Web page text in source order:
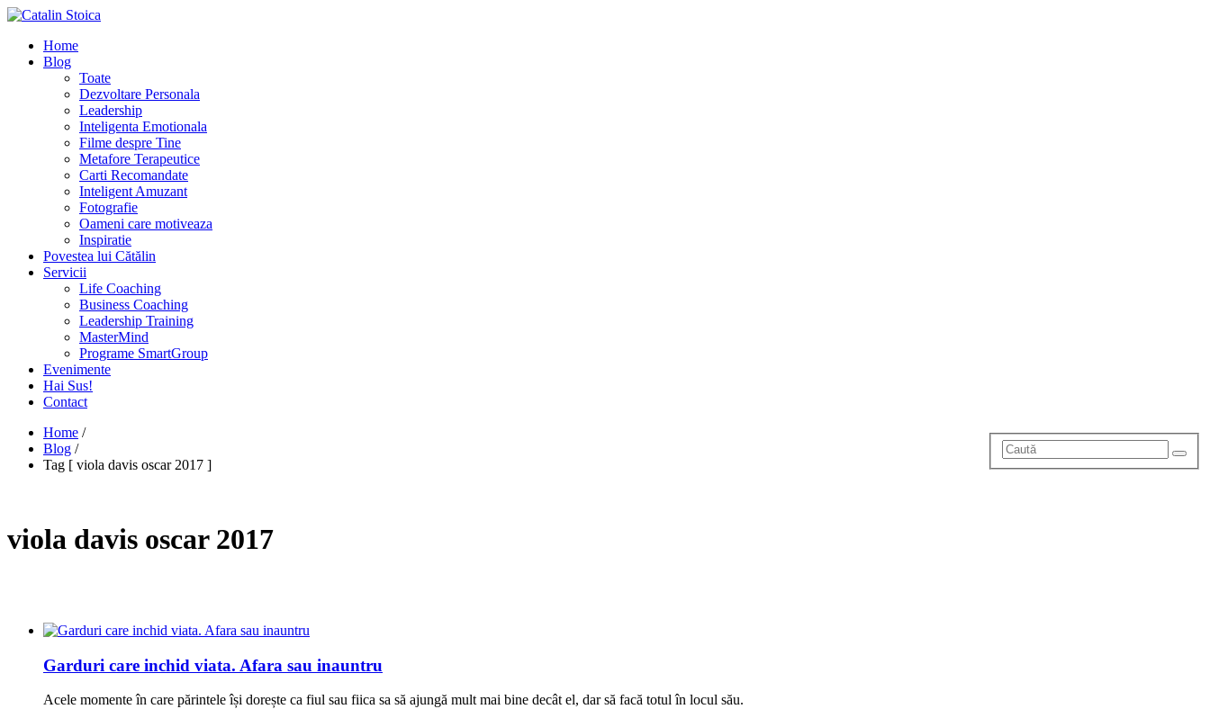
Home
Blog
Toate
Dezvoltare Personala
Leadership
Inteligenta Emotionala
Filme despre Tine
Metafore Terapeutice
Carti Recomandate
Inteligent Amuzant
Fotografie
Oameni care motiveaza
Inspiratie
Povestea lui Cătălin
Servicii
Life Coaching
Business Coaching
Leadership Training
MasterMind
Programe SmartGroup
Evenimente
Hai Sus!
Contact
Home /
Blog /
Tag [ viola davis oscar 2017 ]
viola davis oscar 2017
Garduri care inchid viata. Afara sau inauntru
Acele momente în care părintele își dorește ca fiul sau fiica sa să ajungă mult mai bine decât el, dar să facă totul în locul său.